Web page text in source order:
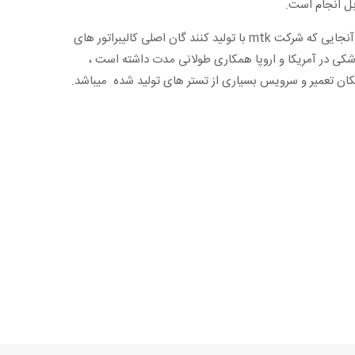
انجام است.
از آنجایی که شرکت mtk با تولید کنند گان اصلی کالیبراتور های
در آمریکا و اروپا همکاری طولانی مدت داشته است ،
تعمیر و سرویس بسیاری از تستر های تولید شده میباشد.